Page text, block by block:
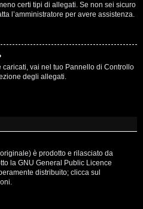
certi tipi di allegati. Se non sei sicuro
l’amministratore per avere assistenza.
vai nel tuo Pannello di Controllo
degli allegati.
è prodotto e rilasciato da
la GNU General Public Licence
distribuito; clicca sul